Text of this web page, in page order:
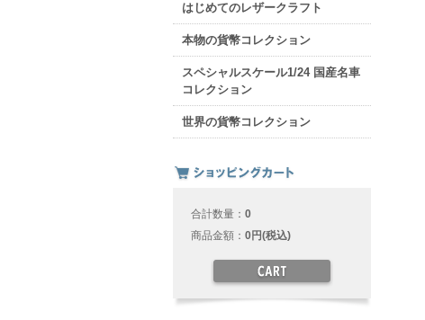
はじめてのレザークラフト
本物の貨幣コレクション
スペシャルスケール1/24 国産名車
コレクション
世界の貨幣コレクション
合計数量： 0
商品金額： 0円(税込)